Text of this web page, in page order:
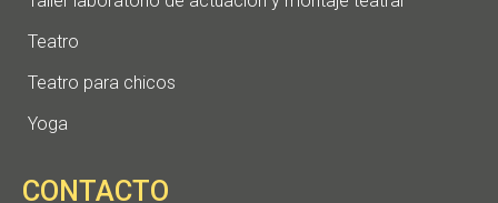
Teatro
Teatro para chicos
Yoga
CONTACTO